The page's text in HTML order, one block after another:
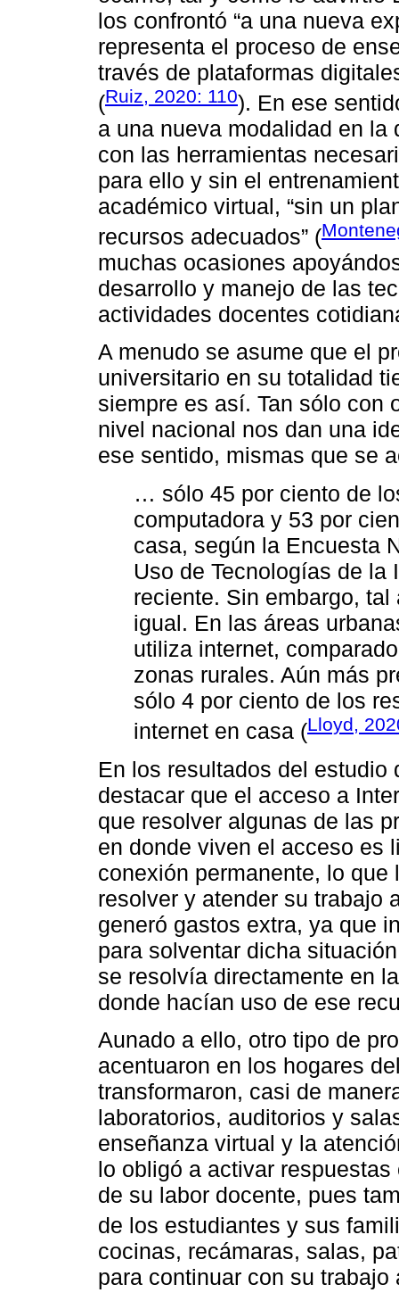
los confrontó “a una nueva
representa el proceso de
través de plataformas
(Ruiz, 2020: 110). En ese
a una nueva modalidad en
con las herramientas
para ello y sin el
académico virtual, “sin un
recursos adecuados” (
muchas ocasiones
desarrollo y manejo de las
actividades docentes
A menudo se asume que el
universitario en su totalidad
siempre es así. Tan sólo con
nivel nacional nos dan una
ese sentido, mismas que se
… sólo 45 por ciento de
computadora y 53 por
casa, según la Encuesta
Uso de Tecnologías de la
reciente. Sin embargo,
igual. En las áreas
utiliza internet,
zonas rurales. Aún más
sólo 4 por ciento de los
internet en casa (Lloyd,
En los resultados del estudio
destacar que el acceso a
que resolver algunas de las
en donde viven el acceso es
conexión permanente, lo
resolver y atender su trabajo
generó gastos extra, ya que
para solventar dicha
se resolvía directamente en
donde hacían uso de ese
Aunado a ello, otro tipo de
acentuaron en los hogares
transformaron, casi de
laboratorios, auditorios y
enseñanza virtual y la
lo obligó a activar
de su labor docente, pues
de los estudiantes y sus
cocinas, recámaras, salas,
para continuar con su trabajo